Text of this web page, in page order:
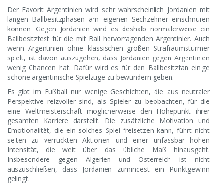
Der Favorit Argentinien wird sehr wahrscheinlich Jordanien mit
langen Ballbesitzphasen am eigenen Sechzehner einschnüren
können. Gegen Jordanien wird es deshalb normalerweise ein
Ballbesitzfest für die mit Ball hervorragenden Argentinier. Auch
wenn Argentinien ohne klassischen großen Strafraumstürmer
spielt, ist davon auszugehen, dass Jordanien gegen Argentinien
wenig Chancen hat. Dafür wird es für den Ballbesitzfan einige
schöne argentinische Spielzüge zu bewundern geben.
Es gibt im Fußball nur wenige Geschichten, die aus neutraler
Perspektive reizvoller sind, als Spieler zu beobachten, für die
eine Weltmeisterschaft möglicherweise den Höhepunkt ihrer
gesamten Karriere darstellt. Die zusätzliche Motivation und
Emotionalität, die ein solches Spiel freisetzen kann, führt nicht
selten zu verrückten Aktionen und einer unfassbar hohen
Intensität, die weit über das übliche Maß hinausgeht.
Insbesondere gegen Algerien und Österreich ist nicht
auszuschließen, dass Jordanien zumindest ein Punktgewinn
gelingt.